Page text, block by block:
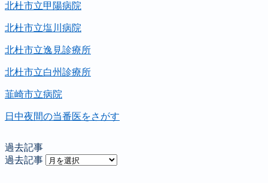
北杜市立甲陽病院
北杜市立塩川病院
北杜市立逸見診療所
北杜市立白州診療所
韮崎市立病院
日中夜間の当番医をさがす
過去記事
過去記事